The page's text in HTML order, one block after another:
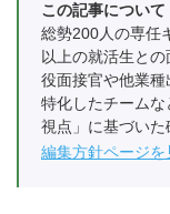
この記事について
総勢200人の専任
以上の就活生と
役面接官や他業
特化したチーム
視点」に基づいた
編集方針ページを